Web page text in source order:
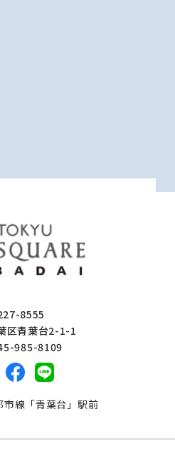
8555
区青葉台2-1-1
985-8109
市線「青葉台」駅前